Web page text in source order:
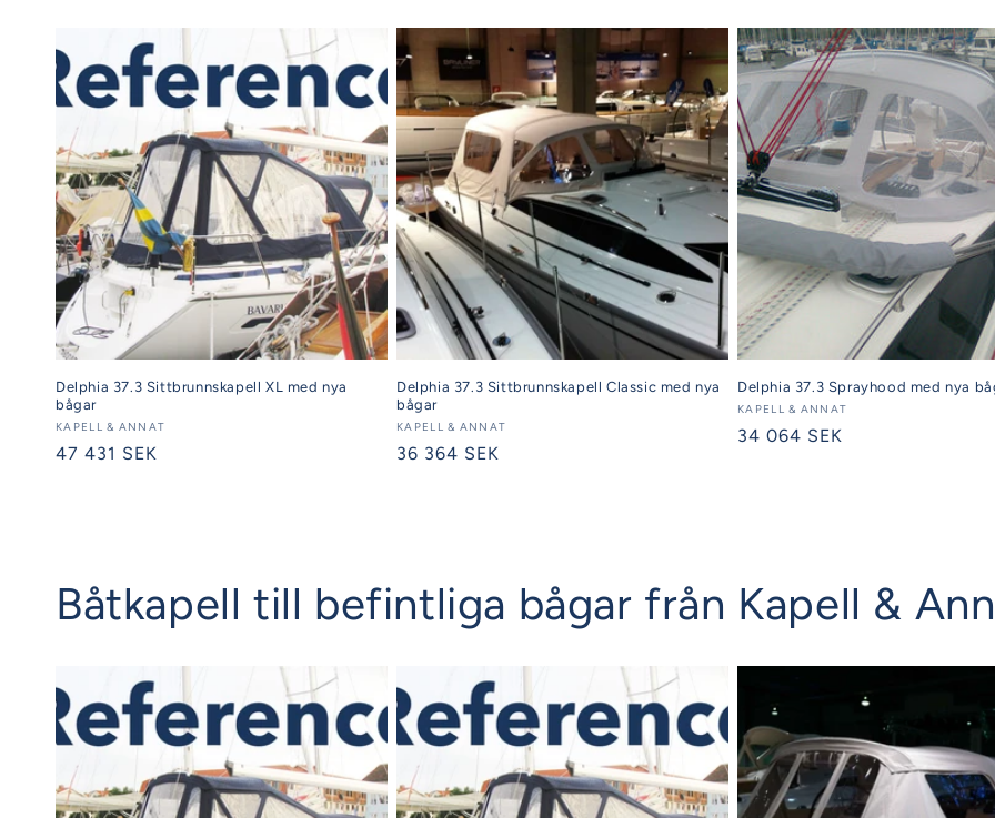
Delphia 37.3 Sittbrunnskapell XL med nya
bågar
Säljare:
KAPELL & ANNAT
Ordinarie
47 431 SEK
Delphia 37.3 Sittbrunnskapell Classic med nya
bågar
Säljare:
KAPELL & ANNAT
Ordinarie
36 364 SEK
Delphia 37.3 Sprayhood med nya
Säljare:
KAPELL & ANNAT
Ordinarie
34 064 SEK
Båtkapell till befintliga bågar från Kapell &